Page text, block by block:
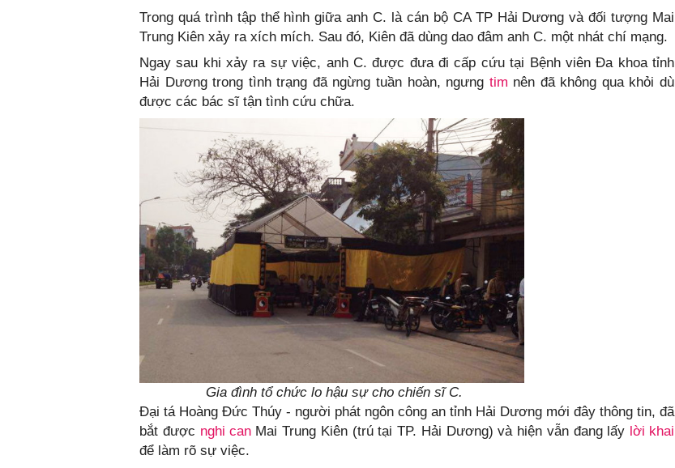
Trong quá trình tập thể hình giữa anh C. là cán bộ CA TP Hải Dương và đối tượng Mai
Trung Kiên xảy ra xích mích. Sau đó, Kiên đã dùng dao đâm anh C. một nhát chí mạng.
Ngay sau khi xảy ra sự việc, anh C. được đưa đi cấp cứu tại Bệnh viên Đa khoa tỉnh
Hải Dương trong tình trạng đã ngừng tuần hoàn, ngưng tim nên đã không qua khỏi dù
được các bác sĩ tận tình cứu chữa.
Gia đình tổ chức lo hậu sự cho chiến sĩ C.
Đại tá Hoàng Đức Thúy - người phát ngôn công an tỉnh Hải Dương mới đây thông tin, đã
bắt được nghi canMai Trung Kiên (trú tại TP. Hải Dương) và hiện vẫn đang lấy lời khai
để làm rõ sự việc.